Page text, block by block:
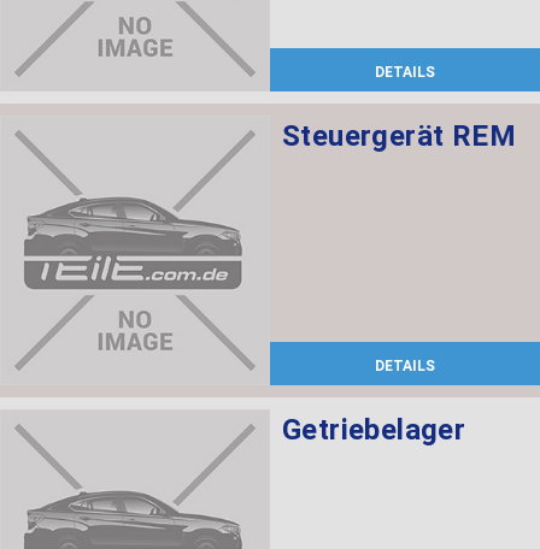
DETAILS
Steuergerät REM
DETAILS
Getriebelager